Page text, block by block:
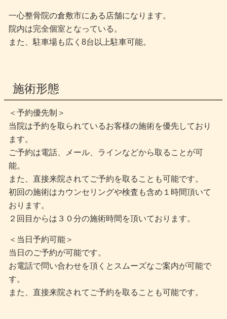
一心整骨院の倉敷市にある店舗になります。
院内は完全個室となっている。
また、駐車場も広く8台以上駐車可能。
施術形態
＜予約優先制＞
当院は予約を取られているお客様の施術を優先しており
ます。
ご予約は電話、メール、ラインなどから取ることが可
能。
また、直接来院されてご予約を取ることも可能です。
初回の施術はカウンセリングや検査も含め１時間頂いて
おります。
２回目からは３０分の施術時間を頂いております。
＜当日予約可能＞
当日のご予約が可能です。
お電話で問い合わせを頂くとスムーズなご案内が可能で
す。
また、直接来院されてご予約を取ることも可能です。